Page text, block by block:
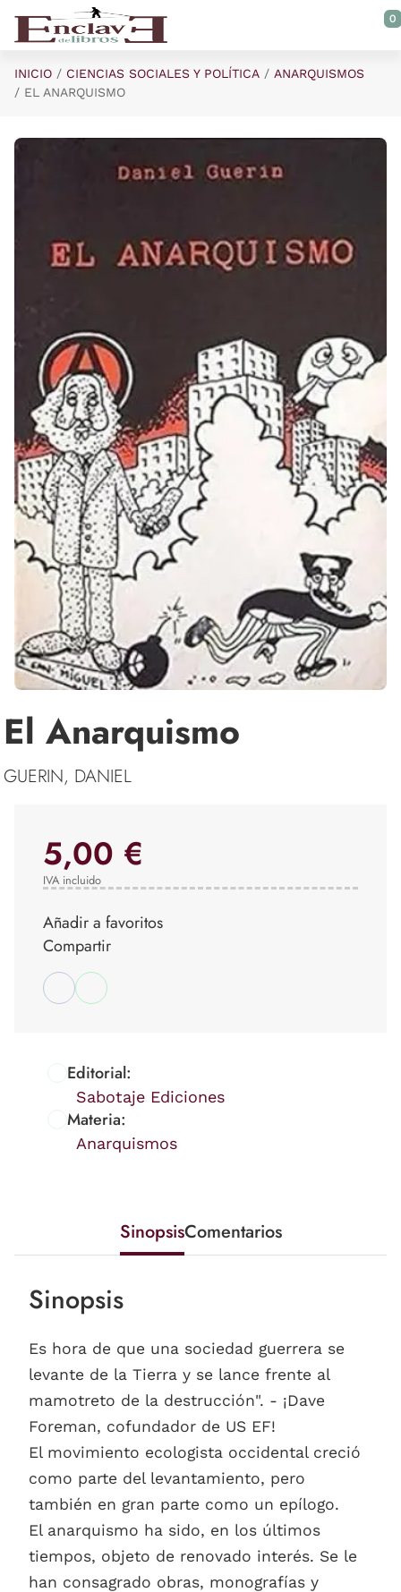
Saltar al contenido principal
0
INICIO CIENCIAS SOCIALES Y POLÍTICA
ANARQUISMOS
EL ANARQUISMO
El Anarquismo
GUERIN, DANIEL
Editorial:
Sabotaje Ediciones
Materia:
Anarquismos
5,00 €
IVA incluido
Añadir a favoritos
Compartir
SinopsisComentarios
Sinopsis
Es hora de que una sociedad guerrera se
levante de la Tierra y se lance frente al
mamotreto de la destrucción". - ¡Dave
Foreman, cofundador de US EF!
El movimiento ecologista occidental creció
como parte del levantamiento, pero
también en gran parte como un epílogo.
El anarquismo ha sido, en los últimos
tiempos, objeto de renovado interés. Se le
han consagrado obras, monografías y